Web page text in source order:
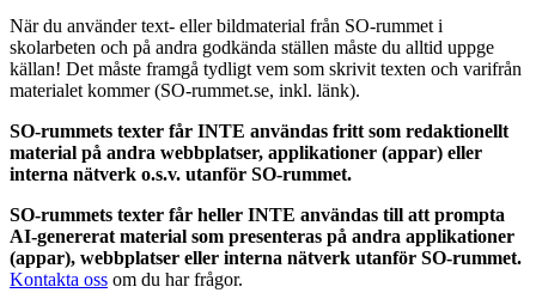
När du använder text- eller bildmaterial från SO-rummet i
skolarbeten och på andra godkända ställen måste du alltid uppge
källan! Det måste framgå tydligt vem som skrivit texten och varifrån
materialet kommer (SO-rummet.se, inkl. länk).
SO-rummets texter får INTE användas fritt som redaktionellt
material på andra webbplatser, applikationer (appar) eller
interna nätverk o.s.v. utanför SO-rummet.
SO-rummets texter får heller INTE användas till att prompta
AI-genererat material som presenteras på andra applikationer
(appar), webbplatser eller interna nätverk utanför SO-rummet.
Kontakta oss om du har frågor.